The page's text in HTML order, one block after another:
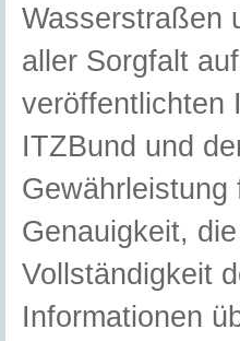
Wasserstraßen
aller Sorgfalt
veröffentlichten
ITZBund und
Genauigkeit,
Vollständigkeit
Informationen